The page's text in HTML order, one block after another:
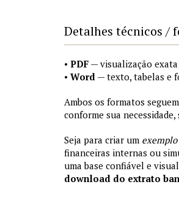
Detalhes técnicos /
• PDF — visualização
• Word — texto, tabelas e
Ambos os formatos
conforme sua
Seja para criar um
financeiras internas ou
uma base confiável e
download do extrato